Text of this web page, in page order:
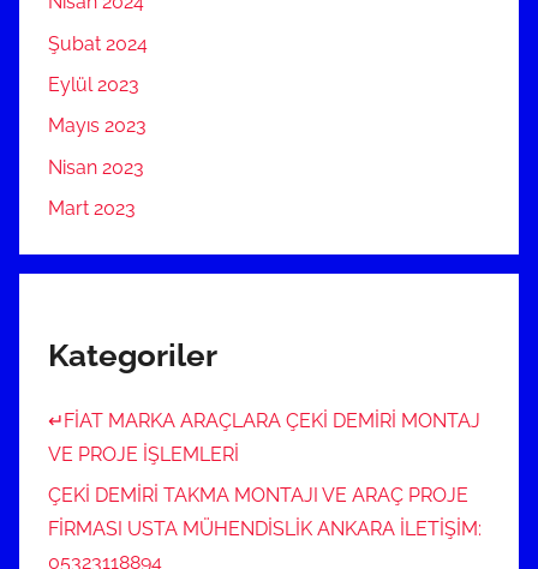
Şubat 2024
Eylül 2023
Mayıs 2023
Nisan 2023
Mart 2023
Kategoriler
↵FİAT MARKA ARAÇLARA ÇEKİ DEMİRİ MONTAJ
VE PROJE İŞLEMLERİ
ÇEKİ DEMİRİ TAKMA MONTAJI VE ARAÇ PROJE
FİRMASI USTA MÜHENDİSLİK ANKARA İLETİŞİM:
05323118894